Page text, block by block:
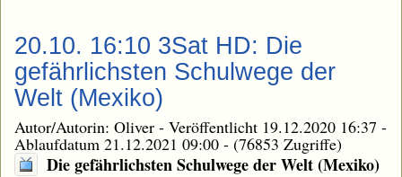
20.10. 16:10 3Sat HD: Die
gefährlichsten Schulwege der
Welt (Mexiko)
Autor/Autorin: Oliver - Veröffentlicht 19.12.2020 16:37 -
Ablaufdatum 21.12.2021 09:00 - (76853 Zugriffe)
Die gefährlichsten Schulwege der Welt (Mexiko)